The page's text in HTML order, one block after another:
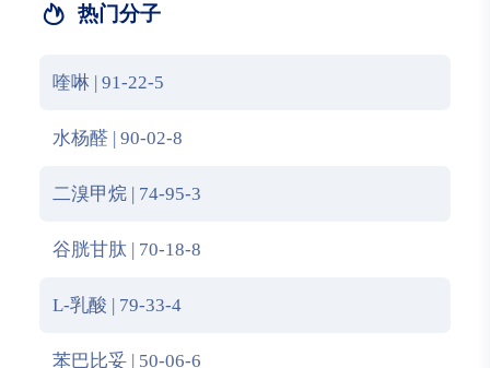
热门分子
喹啉 | 91-22-5
水杨醛 | 90-02-8
二溴甲烷 | 74-95-3
谷胱甘肽 | 70-18-8
L-乳酸 | 79-33-4
苯巴比妥 | 50-06-6